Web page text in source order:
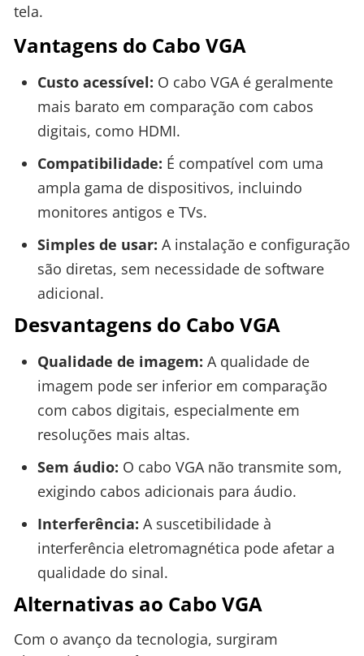
tela.
Vantagens do Cabo VGA
Custo acessível: O cabo VGA é geralmente
mais barato em comparação com cabos
digitais, como HDMI.
Compatibilidade: É compatível com uma
ampla gama de dispositivos, incluindo
monitores antigos e TVs.
Simples de usar: A instalação e configuração
são diretas, sem necessidade de software
adicional.
Desvantagens do Cabo VGA
Qualidade de imagem: A qualidade de
imagem pode ser inferior em comparação
com cabos digitais, especialmente em
resoluções mais altas.
Sem áudio: O cabo VGA não transmite som,
exigindo cabos adicionais para áudio.
Interferência: A suscetibilidade à
interferência eletromagnética pode afetar a
qualidade do sinal.
Alternativas ao Cabo VGA
Com o avanço da tecnologia, surgiram